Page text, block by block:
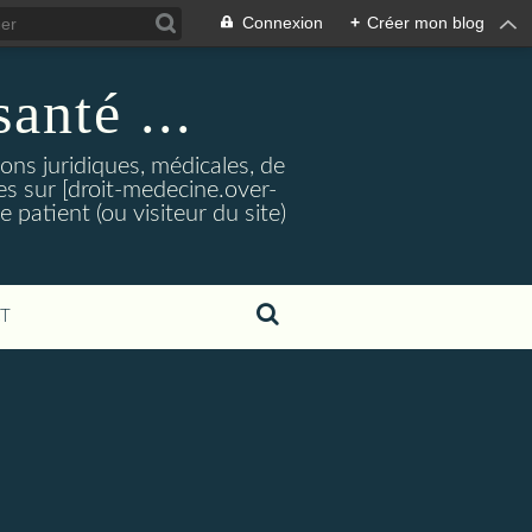
Connexion + Créer mon blog
...
juridiques, médicales, de
sur [droit-medecine.over-
patient (ou visiteur du site)